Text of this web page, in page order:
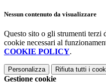
Nessun contenuto da visualizzare
Questo sito o gli strumenti terzi
cookie necessari al
COOKIE POLICY.
Personalizza Rifiuta tutti i
Gestione cookie